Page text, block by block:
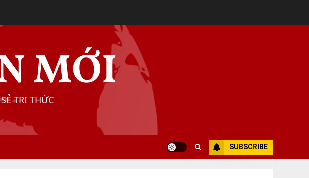
MỚI
TRI THỨC
SUBSCRIBE